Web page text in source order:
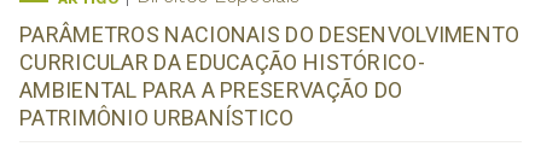
PARÂMETROS NACIONAIS DO DESENVOLVIMENTO
CURRICULAR DA EDUCAÇÃO HISTÓRICO-
AMBIENTAL PARA A PRESERVAÇÃO DO
PATRIMÔNIO URBANÍSTICO